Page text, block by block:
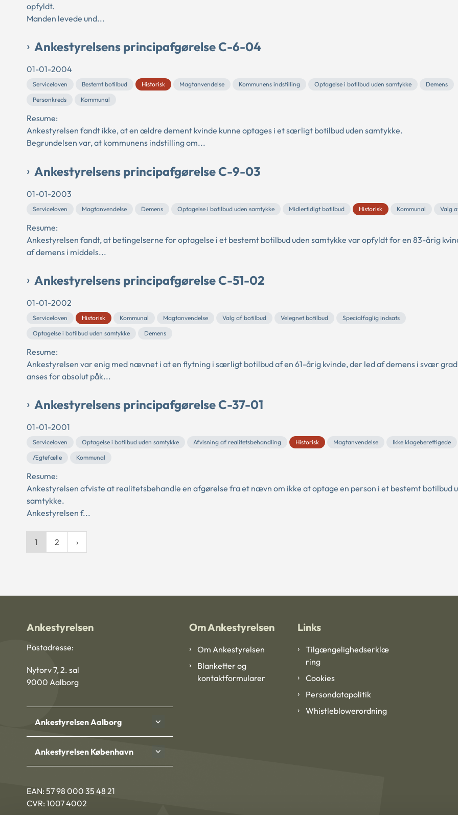
opfyldt.
Manden levede und...
Ankestyrelsens principafgørelse C-6-04
01-01-2004
Serviceloven Bestemt botilbud Historisk Magtanvendelse Kommunens indstilling Optagelse i botilbud uden samtykke
Demens
Personkreds
Kommunal
Resume:
Ankestyrelsen fandt ikke, at en ældre dement kvinde kunne optages i et særligt botilbud uden samtykke.
Begrundelsen var, at kommunens indstilling om...
Ankestyrelsens principafgørelse C-9-03
01-01-2003
Serviceloven Magtanvendelse Demens Optagelse i botilbud uden samtykke Midlertidigt botilbud Historisk Kommunal Valg
Resume:
Ankestyrelsen fandt, at betingelserne for optagelse i et bestemt botilbud uden samtykke var opfyldt for en 83-årig
af demens i middels...
Ankestyrelsens principafgørelse C-51-02
01-01-2002
Serviceloven Historisk Kommunal Magtanvendelse Valg af botilbud Velegnet botilbud
Specialfaglig indsats
Optagelse i botilbud uden samtykke
Demens
Resume:
Ankestyrelsen var enig med nævnet i at en flytning i særligt botilbud af en 61-årig kvinde, der led af demens i svær
anses for absolut påk...
Ankestyrelsens principafgørelse C-37-01
01-01-2001
Serviceloven Optagelse i botilbud uden samtykke Afvisning af realitetsbehandling Historisk Magtanvendelse
Ikke klageberettigede
Ægtefælle
Kommunal
Resume:
Ankestyrelsen afviste at realitetsbehandle en afgørelse fra et nævn om ikke at optage en person i et bestemt botilbud
samtykke.
Ankestyrelsen f...
1 2
Ankestyrelsen
Postadresse:
Nytorv 7, 2. sal
9000 Aalborg
Ankestyrelsen Aalborg
Ankestyrelsen København
EAN: 57 98 000 35 48 21
CVR: 1007 4002
Om Ankestyrelsen
Om Ankestyrelsen
Blanketter og
kontaktformularer
Links
Tilgængelighedserklæ
ring
Cookies
Persondatapolitik
Whistleblowerordning